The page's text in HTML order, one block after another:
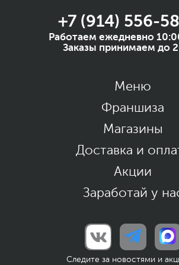
+7 (914) 556-
Работаем ежедневно
Заказы принимаем до
Меню
Франшиза
Магазины
Доставка и
Акции
Заработай у
Следите за новостями и